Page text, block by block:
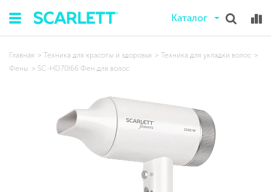
Каталог
Главная Техника для красоты и здоровья
Техника для укладки волос
Фены
SC-HD70I66 Фен для волос